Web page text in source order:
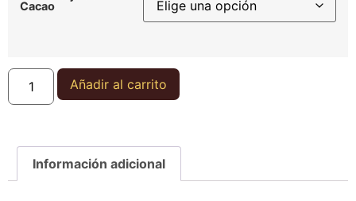
Cacao
Añadir al carrito
Información adicional